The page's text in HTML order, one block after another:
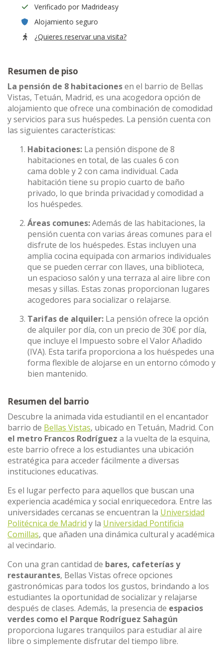
Verificado por Madrideasy
Alojamiento seguro
¿Quieres reservar una visita?
Resumen de piso
La pensión de 8 habitacionesen el barrio de Bellas
Vistas, Tetuán, Madrid, es una acogedora opción de
alojamiento que ofrece una combinación de comodidad
y servicios para sus huéspedes. La pensión cuenta con
las siguientes características:
Habitaciones: La pensión dispone de 8
habitaciones en total, de las cuales 6 con
cama doble y 2 con cama individual. Cada
habitación tiene su propio cuarto de baño
privado, lo que brinda privacidad y comodidad a
los huéspedes.
Áreas comunes:Además de las habitaciones, la
pensión cuenta con varias áreas comunes para el
disfrute de los huéspedes. Estas incluyen una
amplia cocina equipada con armarios individuales
que se pueden cerrar con llaves, una biblioteca,
un espacioso salón y una terraza al aire libre con
mesas y sillas. Estas zonas proporcionan lugares
acogedores para socializar o relajarse.
Tarifas de alquiler: La pensión ofrece la opción
de alquiler por día, con un precio de 30€ por día,
que incluye el Impuesto sobre el Valor Añadido
(IVA). Esta tarifa proporciona a los huéspedes una
forma flexible de alojarse en un entorno cómodo y
bien mantenido.
Resumen del barrio
Descubre la animada vida estudiantil en el encantador
barrio de Bellas Vistas, ubicado en Tetuán, Madrid. Con
el metro Francos Rodríguez a la vuelta de la esquina,
este barrio ofrece a los estudiantes una ubicación
estratégica para acceder fácilmente a diversas
instituciones educativas.
Es el lugar perfecto para aquellos que buscan una
experiencia académica y social enriquecedora. Entre las
universidades cercanas se encuentran la Universidad
Politécnica de Madrid y la Universidad Pontificia
Comillas, que añaden una dinámica cultural y académica
al vecindario.
Con una gran cantidad de bares, cafeterías y
restaurantes, Bellas Vistas ofrece opciones
gastronómicas para todos los gustos, brindando a los
estudiantes la oportunidad de socializar y relajarse
después de clases. Además, la presencia de espacios
verdes como el Parque Rodríguez Sahagún
proporciona lugares tranquilos para estudiar al aire
libre o simplemente disfrutar del tiempo libre.